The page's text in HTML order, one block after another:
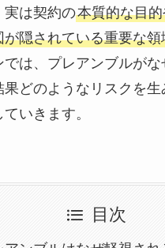
実は契約の本質的な目
が隠されている重要な領
では、プレアンブルがな
果どのようなリスクを生
いきます。
目次